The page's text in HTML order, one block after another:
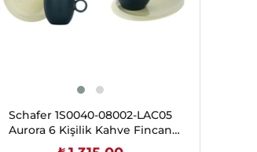
Schafer 1S0040-08002-LAC05
Aurora 6 Kişilik Kahve Fincan
Takımı 12 Parça-Lacivert/Bej